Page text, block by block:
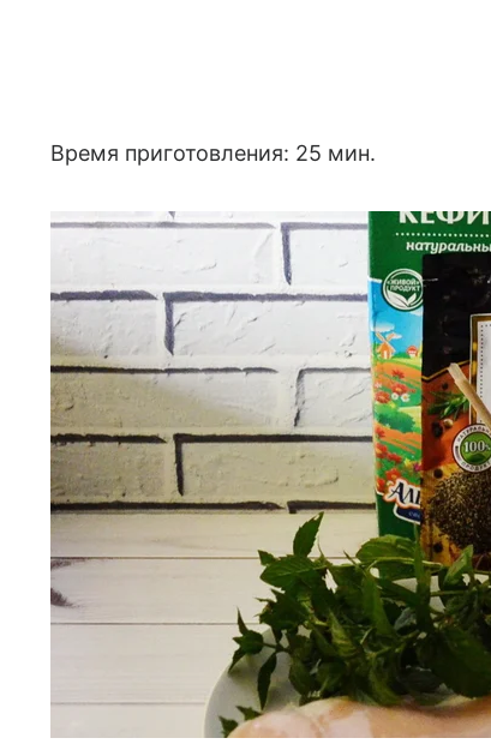
Время приготовления: 25 мин.